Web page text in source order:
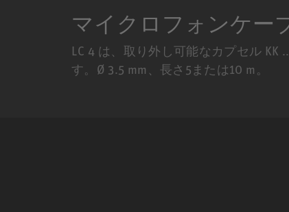
マイクロフォンケー
LC 4 は、取り外し可能なカプセル KK
す。Ø 3.5 mm、長さ5または10 m。